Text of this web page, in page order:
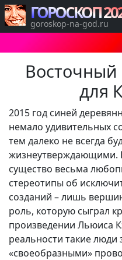
Восточный
для
2015 год синей
немало удивительных
тем далеко не всегда
жизнеутверждающими.
существо весьма
стереотипы об
созданий – лишь
роль, которую сыграл
произведении Льюиса
реальности такие люди
«своеобразными»
ГОРОСКОП
goroskop-na-god.ru